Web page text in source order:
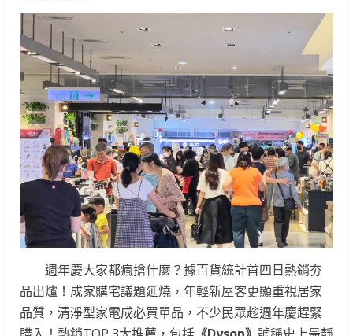
週年慶大家都瘋搶什麼？據百貨統計首四日熱銷夯
品出爐！成家購宅議題延燒，年輕新屋客更顯重視居家
品質，清淨型家電成必買單品，不少民眾趁週年慶趕緊